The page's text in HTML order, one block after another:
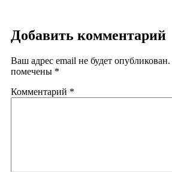
Добавить комментарий
Ваш адрес email не будет опубликован.
помечены *
Комментарий *